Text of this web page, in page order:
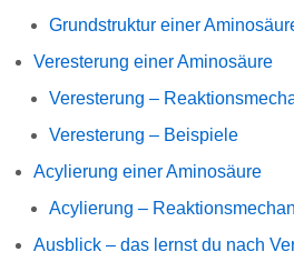
Grundstruktur einer
Veresterung einer Aminosäure
Veresterung –
Veresterung – Beispiele
Acylierung einer Aminosäure
Acylierung –
Ausblick – das lernst du nach